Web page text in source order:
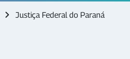
Justiça Federal do Paraná